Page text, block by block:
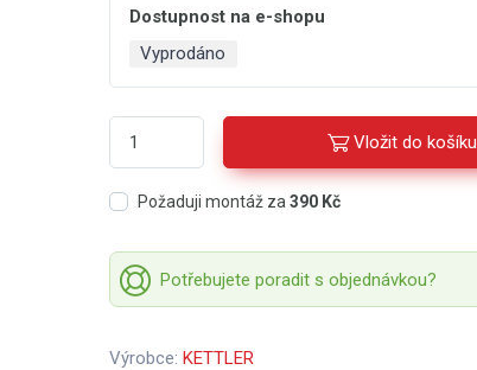
Dostupnost na e-shopu
Vyprodáno
Vložit do košíku
Požaduji montáž za 390 Kč
Potřebujete poradit s objednávkou?
Výrobce: KETTLER